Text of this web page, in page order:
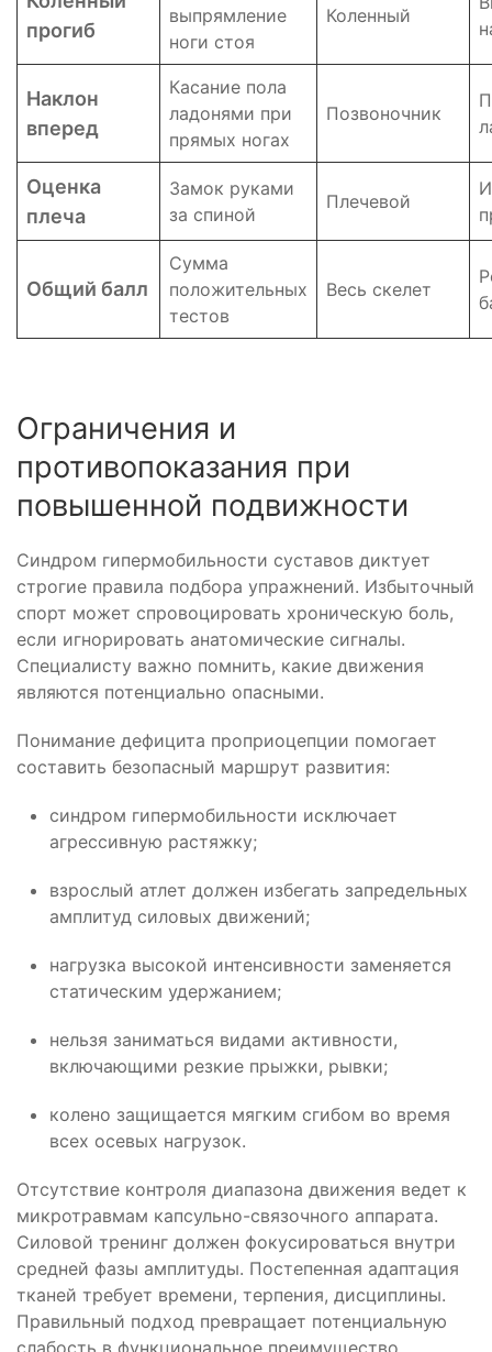
прогиб
выпрямление
ноги стоя
Коленный
Наклон
вперед
Касание пола
ладонями при
прямых ногах
Позвоночник
Оценка
плеча
Замок руками
за спиной
Плечевой
Общий балл
Сумма
положительных
тестов
Весь скелет
Ограничения и
противопоказания при
повышенной подвижности
Синдром гипермобильности суставов диктует
строгие правила подбора упражнений. Избыточный
спорт может спровоцировать хроническую боль,
если игнорировать анатомические сигналы.
Специалисту важно помнить, какие движения
являются потенциально опасными.
Понимание дефицита проприоцепции помогает
составить безопасный маршрут развития:
синдром гипермобильности исключает
агрессивную растяжку;
взрослый атлет должен избегать запредельных
амплитуд силовых движений;
нагрузка высокой интенсивности заменяется
статическим удержанием;
нельзя заниматься видами активности,
включающими резкие прыжки, рывки;
колено защищается мягким сгибом во время
всех осевых нагрузок.
Отсутствие контроля диапазона движения ведет к
микротравмам капсульно-связочного аппарата.
Силовой тренинг должен фокусироваться внутри
средней фазы амплитуды. Постепенная адаптация
тканей требует времени, терпения, дисциплины.
Правильный подход превращает потенциальную
слабость в функциональное преимущество.